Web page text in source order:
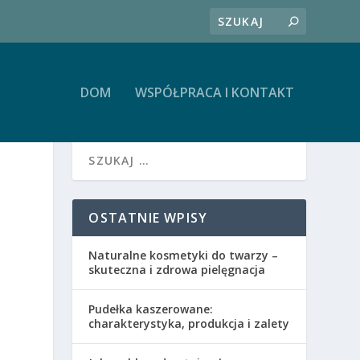
DOM WSPÓŁPRACA I KONTAKT
OSTATNIE WPISY
Naturalne kosmetyki do twarzy –
skuteczna i zdrowa pielęgnacja
Pudełka kaszerowane:
charakterystyka, produkcja i zalety